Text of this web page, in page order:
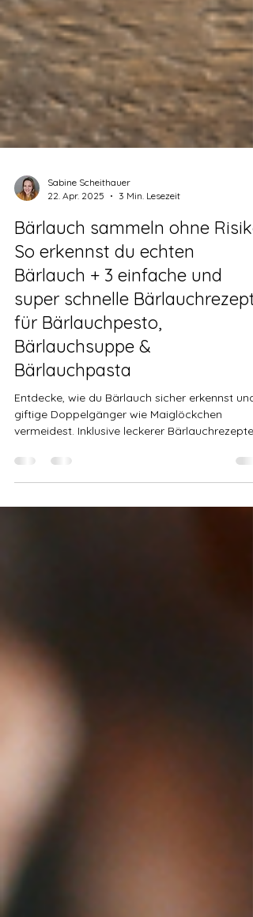
22. Apr. 2025
3 Min. Lesezeit
Bärlauch sammeln ohne Risiko:
So erkennst du echten
Bärlauch + 3 einfache und
super schnelle Bärlauchrezepte
für Bärlauchpesto,
Bärlauchsuppe &
Bärlauchpasta
Entdecke, wie du Bärlauch sicher erkennst und
vermeidest. Inklusive leckerer Bärlauchrezepte
für Pesto, Suppe, Pasta, Dip & Butter – einfach,